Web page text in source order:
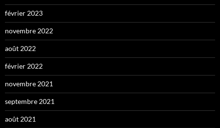
février 2023
novembre 2022
août 2022
février 2022
novembre 2021
septembre 2021
août 2021